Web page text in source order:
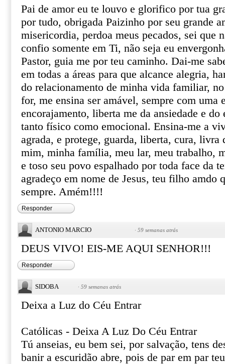
Pai de amor eu te louvo e glorifico por tua
por tudo, obrigada Paizinho por seu grande
misericordia, perdoa meus pecados, sei que
confio somente em Ti, não seja eu
Pastor, guia me por teu caminho. Dai-me
em todas a áreas para que alcance alegria,
do relacionamento de minha vida familiar,
for, me ensina ser amável, sempre com uma
encorajamento, liberta me da ansiedade e do
tanto físico como emocional. Ensina-me a
agrada, e protege, guarda, liberta, cura, livra
mim, minha família, meu lar, meu trabalho,
e toso seu povo espalhado por toda face da
agradeço em nome de Jesus, teu filho amdo
sempre. Amém!!!!
Responder
ANTONIO MARCIO · 59 semanas atrás
DEUS VIVO! EIS-ME AQUI SENHOR!!!
Responder
SIDOBA · 59 semanas atrás
Deixa a Luz do Céu Entrar
Católicas - Deixa A Luz Do Céu Entrar
Tú anseias, eu bem sei, por salvação, tens
banir a escuridão abre, pois de par em par